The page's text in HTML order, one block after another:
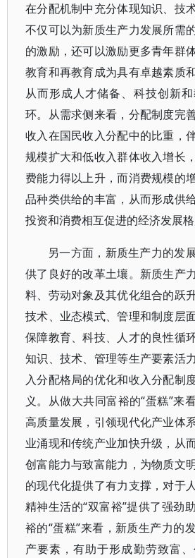
在分配机制中充分体现知识、技
不仅可以为新质生产力发展所需
的激励，还可以激励更多青年群
教育和再教育成为具有卓越素质
从而形成人才储备、科技创新
环。从需求侧来看，分配制度完
收入在国民收入分配中的比重，
规模扩大和低收入群体收入增长
费能力得以上升，而消费规模的
品种类供给的丰富，从而形成供
投资和消费相互促进的经济发展格
另一方面，新质生产力的发
供了良好的改革土壤。新质生产
料、劳动对象及其优化组合的跃
技术、业态模式、管理和制度层
保障教育、科技、人才的良性循
知识、技术、管理等生产要素活
入分配格局的优化和收入分配制
义。从做大共同富裕的“蛋糕”来
高质量发展，引领现代化产业体
业涌现和传统产业加快升级，从
创富能力与致富能力，为物质文
的现代化提供了有力支撑，对于
精神生活的“双富裕”提供了强劲
裕的“蛋糕”来看，新质生产力的
产要素，有助于形成勤劳致富